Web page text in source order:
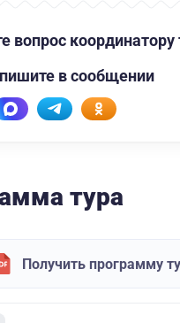
вопрос координатору
в сообщении
тура
Получить программу